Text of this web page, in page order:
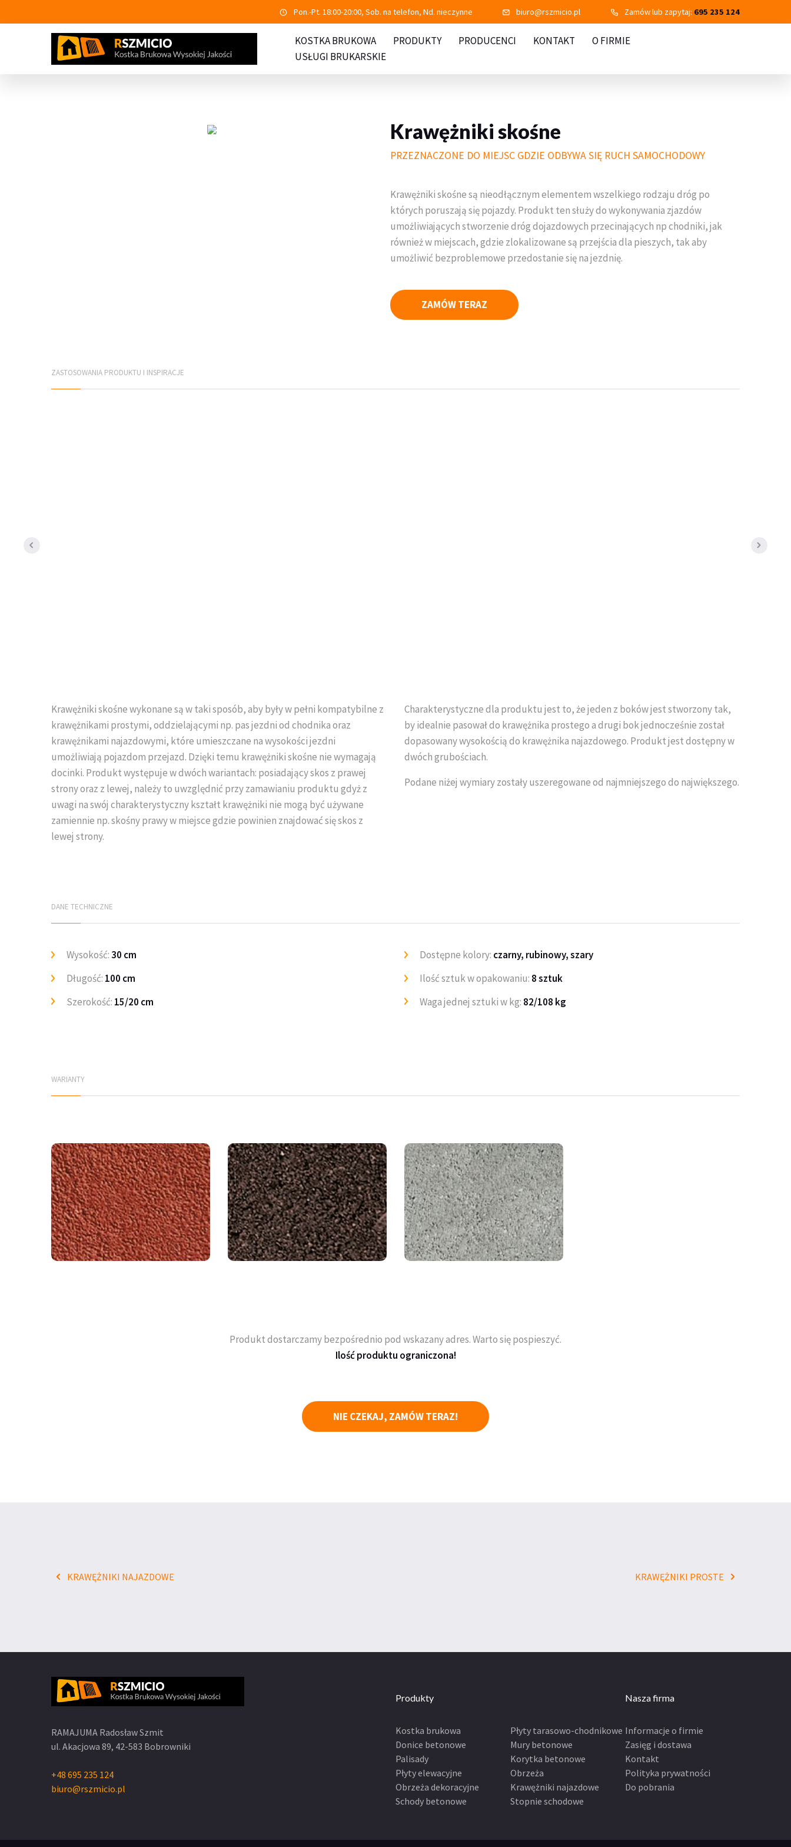
Pon.-Pt. 18:00-20:00, Sob. na telefon, Nd. nieczynne biuro@rszmicio.pl Zamów lub zapytaj: 695 235 124
KOSTKA BRUKOWA PRODUKTY PRODUCENCI KONTAKT
O FIRMIE
USŁUGI BRUKARSKIE
Krawężniki skośne
PRZEZNACZONE DO MIEJSC GDZIE ODBYWA SIĘ RUCH SAMOCHODOWY
Krawężniki skośne są nieodłącznym elementem wszelkiego rodzaju dróg po
których poruszają się pojazdy. Produkt ten służy do wykonywania zjazdów
umożliwiających stworzenie dróg dojazdowych przecinających np chodniki, jak
również w miejscach, gdzie zlokalizowane są przejścia dla pieszych, tak aby
umożliwić bezproblemowe przedostanie się na jezdnię.
ZAMÓW TERAZ
ZASTOSOWANIA PRODUKTU I INSPIRACJE
Krawężniki skośne wykonane są w taki sposób, aby były w pełni kompatybilne z
krawężnikami prostymi, oddzielającymi np. pas jezdni od chodnika oraz
krawężnikami najazdowymi, które umieszczane na wysokości jezdni
umożliwiają pojazdom przejazd. Dzięki temu krawężniki skośne nie wymagają
docinki. Produkt występuje w dwóch wariantach: posiadający skos z prawej
strony oraz z lewej, należy to uwzględnić przy zamawianiu produktu gdyż z
uwagi na swój charakterystyczny kształt krawężniki nie mogą być używane
zamiennie np. skośny prawy w miejsce gdzie powinien znajdować się skos z
lewej strony.
Charakterystyczne dla produktu jest to, że jeden z boków jest stworzony tak,
by idealnie pasował do krawężnika prostego a drugi bok jednocześnie został
dopasowany wysokością do krawężnika najazdowego. Produkt jest dostępny w
dwóch grubościach.
Podane niżej wymiary zostały uszeregowane od najmniejszego do największego.
DANE TECHNICZNE
Wysokość:30 cm
Długość: 100 cm
Szerokość: 15/20 cm
Dostępne kolory: czarny, rubinowy, szary
Ilość sztuk w opakowaniu: 8 sztuk
Waga jednej sztuki w kg: 82/108 kg
WARIANTY
Produkt dostarczamy bezpośrednio pod wskazany adres. Warto się pospieszyć.
Ilość produktu ograniczona!
NIE CZEKAJ, ZAMÓW TERAZ!
KRAWĘŻNIKI NAJAZDOWE KRAWĘŻNIKI PROSTE
RAMAJUMA Radosław Szmit
ul. Akacjowa 89, 42-583 Bobrowniki
+48 695 235 124
biuro@rszmicio.pl
Produkty
Kostka brukowa
Donice betonowe
Palisady
Płyty elewacyjne
Obrzeża dekoracyjne
Schody betonowe
Płyty tarasowo-chodnikowe
Mury betonowe
Korytka betonowe
Obrzeża
Krawężniki najazdowe
Stopnie schodowe
Nasza firma
Informacje o firmie
Zasięg i dostawa
Kontakt
Polityka prywatności
Do pobrania